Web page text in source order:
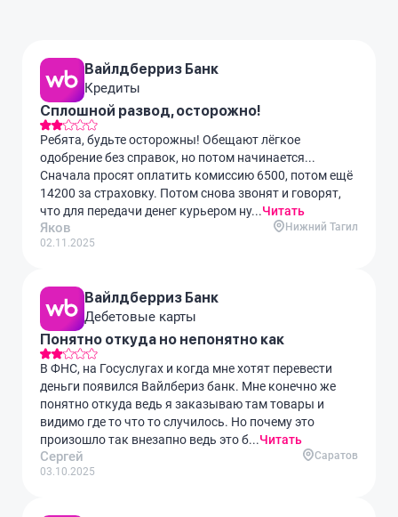
Вайлдберриз Банк
Кредиты
Сплошной развод, осторожно!
Ребята, будьте осторожны! Обещают лёгкое
одобрение без справок, но потом начинается...
Сначала просят оплатить комиссию 6500, потом ещё
14200 за страховку. Потом снова звонят и говорят,
что для передачи денег курьером ну...Читать
Яков
02.11.2025
Нижний Тагил
Вайлдберриз Банк
Дебетовые карты
Понятно откуда но непонятно как
В ФНС, на Госуслугах и когда мне хотят перевести
деньги появился Вайлбериз банк. Мне конечно же
понятно откуда ведь я заказываю там товары и
видимо где то что то случилось. Но почему это
произошло так внезапно ведь это б...Читать
Сергей
03.10.2025
Саратов